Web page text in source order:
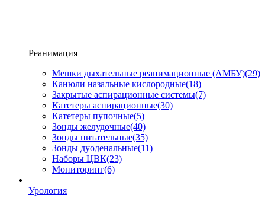
Реанимация
Мешки дыхательные реанимационные (АМБУ)(29)
Канюли назальные кислородные(18)
Закрытые аспирационные системы(7)
Катетеры аспирационные(30)
Катетеры пупочные(5)
Зонды желудочные(40)
Зонды питательные(35)
Зонды дуоденальные(11)
Наборы ЦВК(23)
Мониторинг(6)
Урология